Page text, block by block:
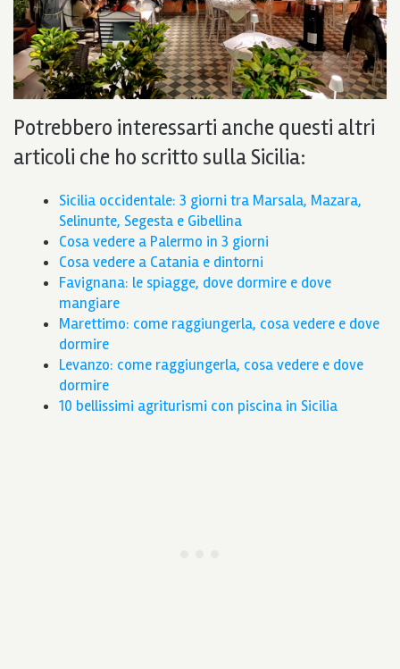
Potrebbero interessarti anche questi altri
articoli che ho scritto sulla Sicilia:
Sicilia occidentale: 3 giorni tra Marsala, Mazara,
Selinunte, Segesta e Gibellina
Cosa vedere a Palermo in 3 giorni
Cosa vedere a Catania e dintorni
Favignana: le spiagge, dove dormire e dove
mangiare
Marettimo: come raggiungerla, cosa vedere e dove
dormire
Levanzo: come raggiungerla, cosa vedere e dove
dormire
10 bellissimi agriturismi con piscina in Sicilia